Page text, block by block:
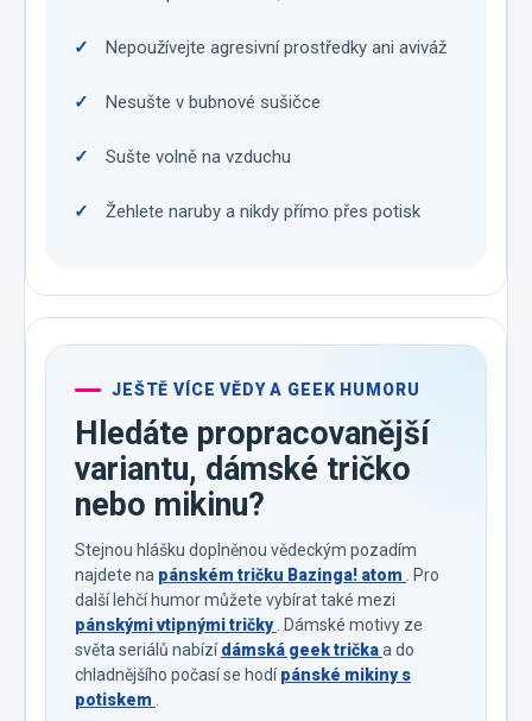
Nepoužívejte agresivní prostředky ani aviváž
Nesušte v bubnové sušičce
Sušte volně na vzduchu
Žehlete naruby a nikdy přímo přes potisk
JEŠTĚ VÍCE VĚDY A GEEK HUMORU
Hledáte propracovanější
variantu, dámské tričko
nebo mikinu?
Stejnou hlášku doplněnou vědeckým pozadím
najdete na pánském tričku Bazinga! atom . Pro
další lehčí humor můžete vybírat také mezi
pánskými vtipnými tričky. Dámské motivy ze
světa seriálů nabízídámská geek tričkaa do
chladnějšího počasí se hodípánské mikiny s
potiskem .